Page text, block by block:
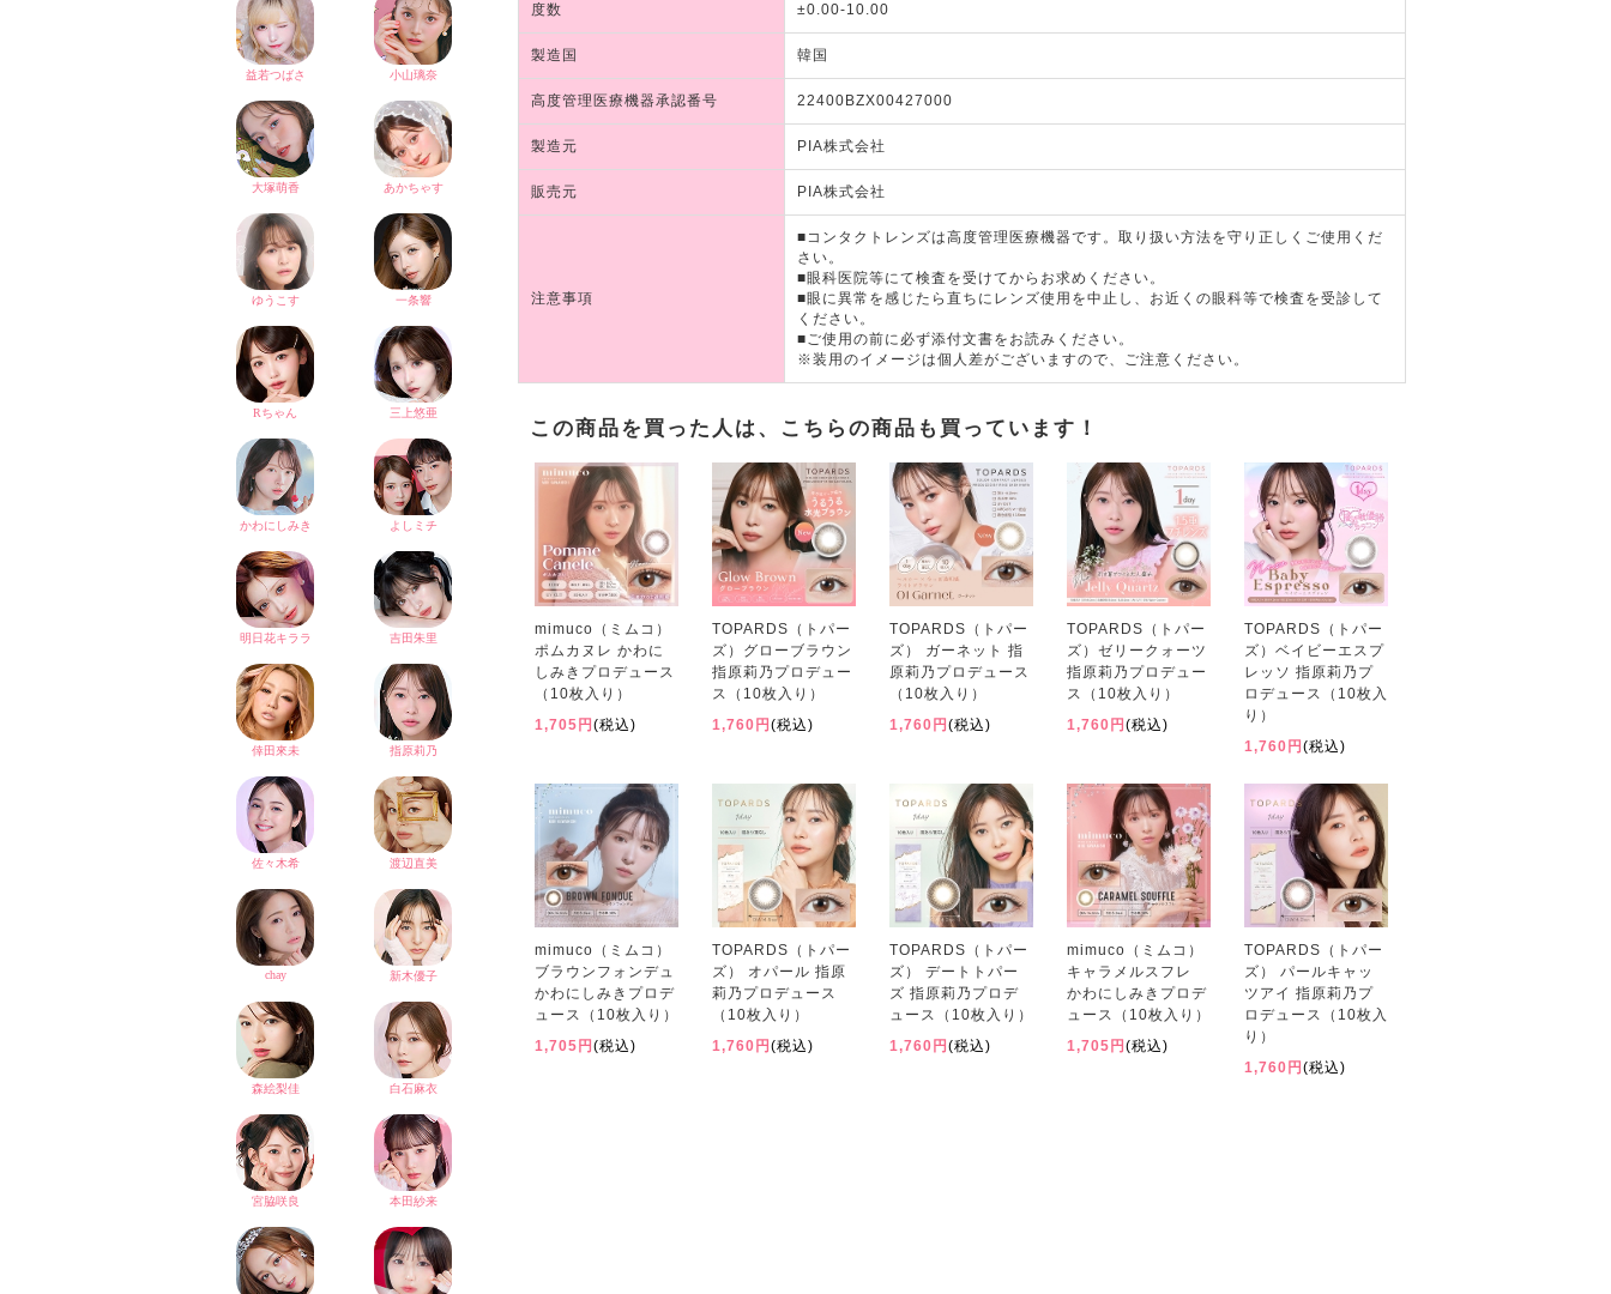
度数 ±0.00-10.00
製造国 韓国
高度管理医療機器承認番号 22400BZX00427000
製造元 PIA株式会社
販売元 PIA株式会社
注意事項
■コンタクトレンズは高度管理医療機器です。取り扱い方法を守り正しくご使用くだ
さい。
■眼科医院等にて検査を受けてからお求めください。
■眼に異常を感じたら直ちにレンズ使用を中止し、お近くの眼科等で検査を受診して
ください。
■ご使用の前に必ず添付文書をお読みください。
※装用のイメージは個人差がございますので、ご注意ください。
この商品を買った人は、こちらの商品も買っています！
mimuco（ミムコ）
ポムカヌレ かわに
しみきプロデュース
（10枚入り）
1,705円 (税込)
TOPARDS（トパー
ズ）グローブラウン
指原莉乃プロデュー
ス（10枚入り）
1,760円 (税込)
TOPARDS（トパー
ズ） ガーネット 指
原莉乃プロデュース
（10枚入り）
1,760円 (税込)
TOPARDS（トパー
ズ）ゼリークォーツ
指原莉乃プロデュー
ス（10枚入り）
1,760円 (税込)
TOPARDS（トパー
ズ）ベイビーエスプ
レッソ 指原莉乃プ
ロデュース（10枚入
り）
1,760円 (税込)
mimuco（ミムコ）
ブラウンフォンデュ
かわにしみきプロデ
ュース（10枚入り）
1,705円 (税込)
TOPARDS（トパー
ズ） オパール 指原
莉乃プロデュース
（10枚入り）
1,760円 (税込)
TOPARDS（トパー
ズ） デートトパー
ズ 指原莉乃プロデ
ュース（10枚入り）
1,760円 (税込)
mimuco（ミムコ）
キャラメルスフレ
かわにしみきプロデ
ュース（10枚入り）
1,705円 (税込)
TOPARDS（トパー
ズ） パールキャッ
ツアイ 指原莉乃プ
ロデュース（10枚入
り）
1,760円 (税込)